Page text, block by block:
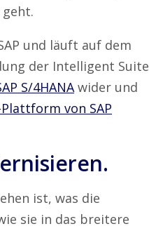
und läuft auf dem
der Intelligent Suite
S/4HANAwider und
von SAP
ist, was die
sie in das breitere